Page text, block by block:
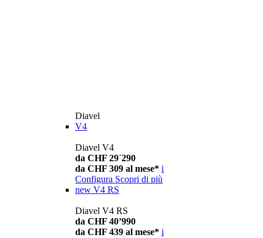
Diavel
V4
Diavel V4
da CHF 29´290
da CHF 309 al mese* i
Configura Scopri di più
new V4 RS
Diavel V4 RS
da CHF 40’990
da CHF 439 al mese* i